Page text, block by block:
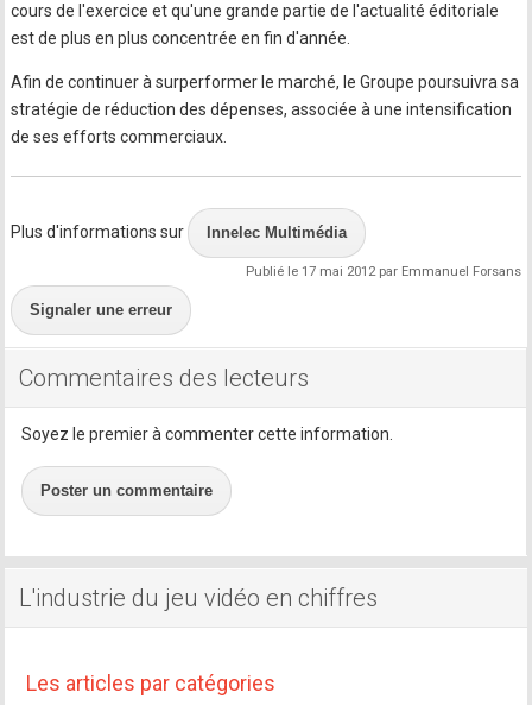
cours de l'exercice et qu'une grande partie de l'actualité éditoriale
est de plus en plus concentrée en fin d'année.
Afin de continuer à surperformer le marché, le Groupe poursuivra sa
stratégie de réduction des dépenses, associée à une intensification
de ses efforts commerciaux.
Plus d'informations sur Innelec Multimédia
Publié le 17 mai 2012 par Emmanuel Forsans
Signaler une erreur
Commentaires des lecteurs
Soyez le premier à commenter cette information.
Poster un commentaire
L'industrie du jeu vidéo en chiffres
Les articles par catégories